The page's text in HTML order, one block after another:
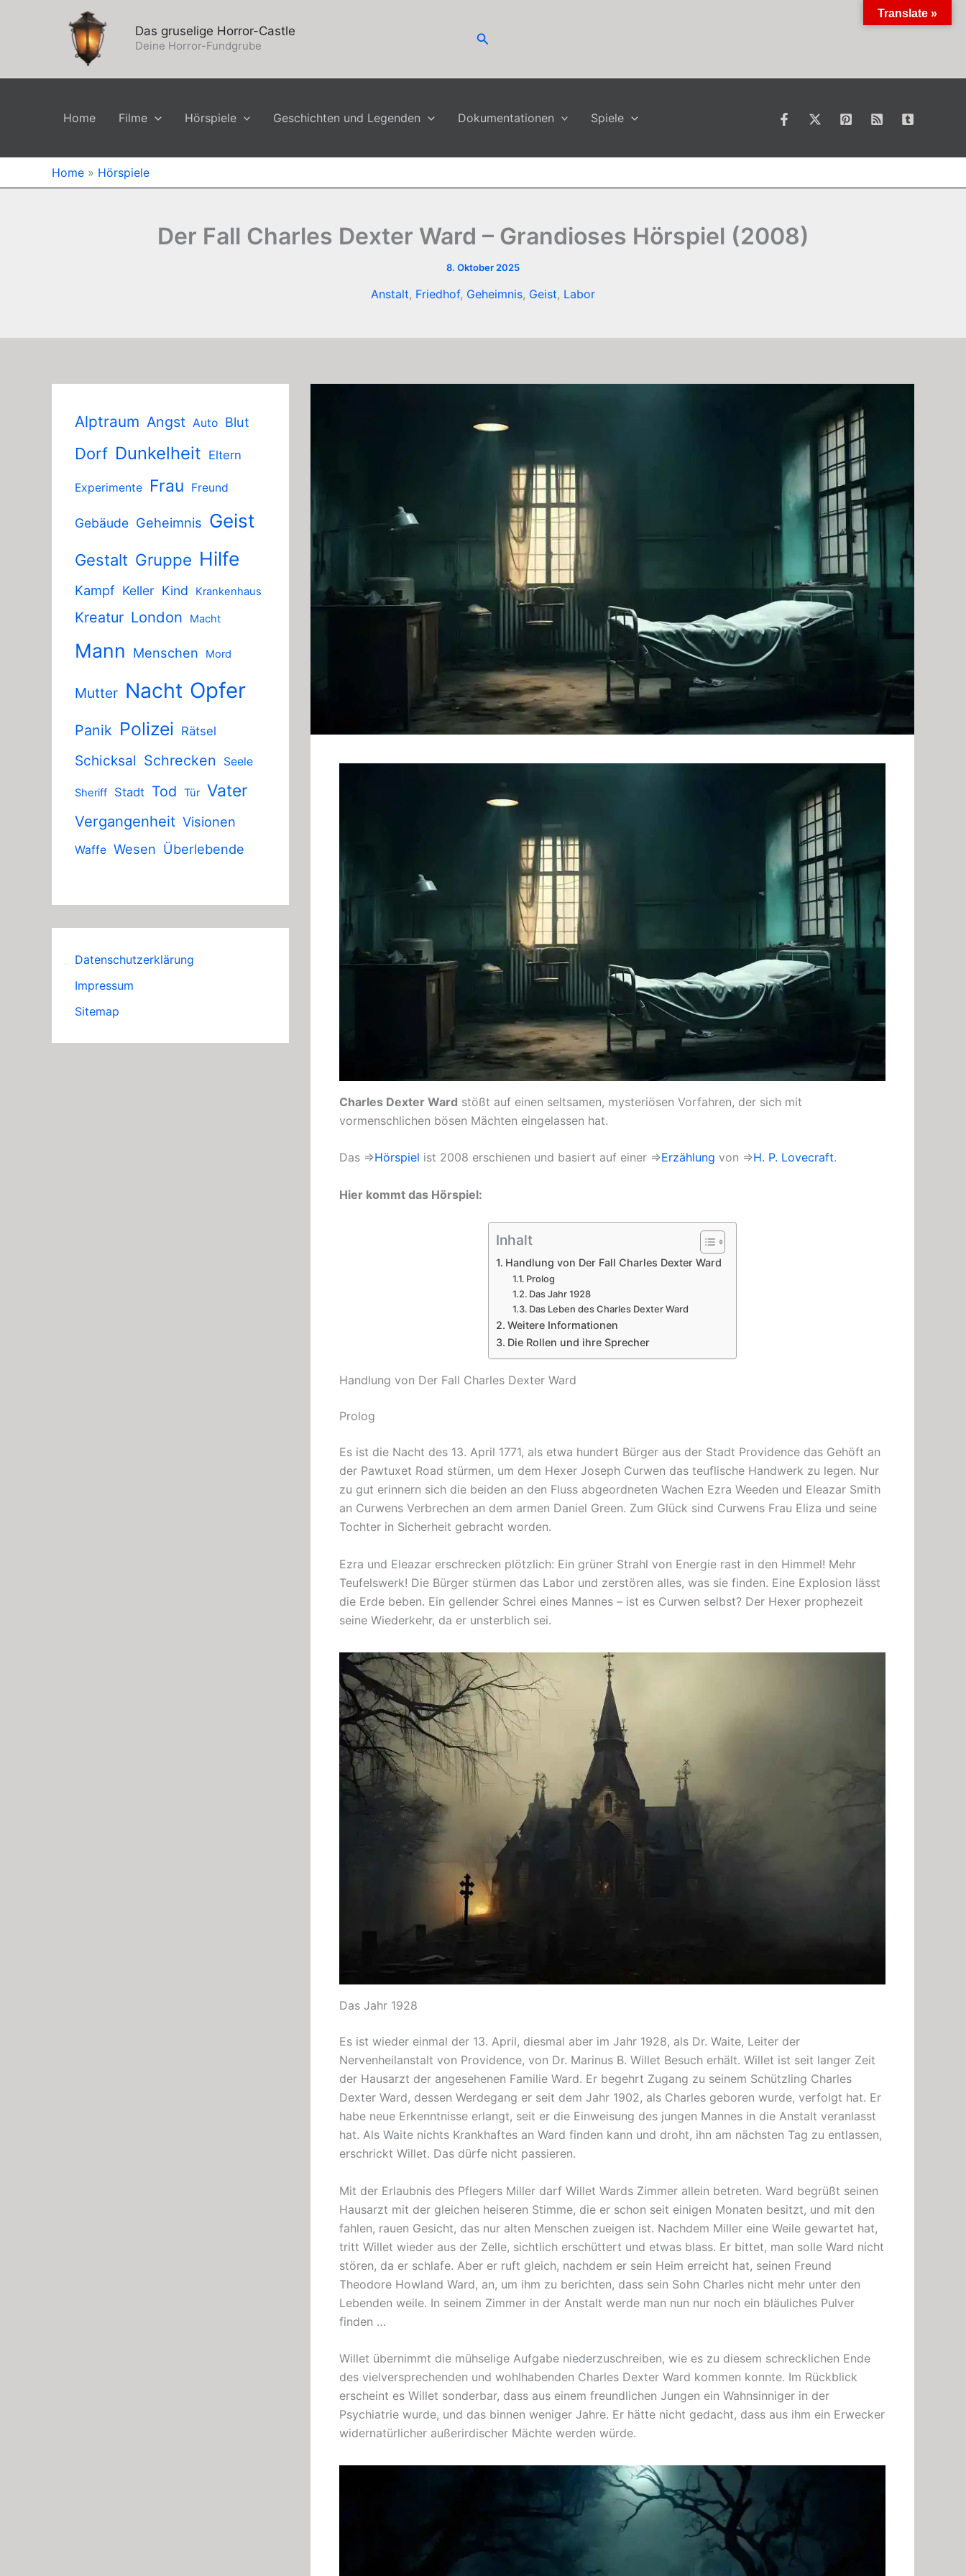
Das gruselige Horror-Castle
Deine Horror-Fundgrube
Suchen
Home Filme Hörspiele Geschichten und Legenden Dokumentationen Spiele
Home » Hörspiele
Der Fall Charles Dexter Ward – Grandioses Hörspiel (2008)
8. Oktober 2025
Anstalt, Friedhof, Geheimnis, Geist, Labor
Alptraum Angst Auto Blut
Dorf Dunkelheit Eltern
Experimente Frau Freund
Gebäude Geheimnis Geist
Gestalt Gruppe Hilfe
Kampf Keller Kind Krankenhaus
Kreatur London Macht
Mann Menschen Mord
Mutter Nacht Opfer
Panik Polizei Rätsel
Schicksal Schrecken Seele
Sheriff Stadt Tod Tür Vater
Vergangenheit Visionen
Waffe Wesen Überlebende
Datenschutzerklärung
Impressum
Sitemap
Charles Dexter Ward stößt auf einen seltsamen, mysteriösen Vorfahren, der sich mit
vormenschlichen bösen Mächten eingelassen hat.
Das ⇒Hörspiel ist 2008 erschienen und basiert auf einer ⇒Erzählung von ⇒H. P. Lovecraft.
Hier kommt das Hörspiel:
Inhalt
Handlung von Der Fall Charles Dexter Ward
Prolog
Das Jahr 1928
Das Leben des Charles Dexter Ward
Weitere Informationen
Die Rollen und ihre Sprecher
Handlung von Der Fall Charles Dexter Ward
Prolog
Es ist die Nacht des 13. April 1771, als etwa hundert Bürger aus der Stadt Providence das Gehöft an
der Pawtuxet Road stürmen, um dem Hexer Joseph Curwen das teuflische Handwerk zu legen. Nur
zu gut erinnern sich die beiden an den Fluss abgeordneten Wachen Ezra Weeden und Eleazar Smith
an Curwens Verbrechen an dem armen Daniel Green. Zum Glück sind Curwens Frau Eliza und seine
Tochter in Sicherheit gebracht worden.
Ezra und Eleazar erschrecken plötzlich: Ein grüner Strahl von Energie rast in den Himmel! Mehr
Teufelswerk! Die Bürger stürmen das Labor und zerstören alles, was sie finden. Eine Explosion lässt
die Erde beben. Ein gellender Schrei eines Mannes – ist es Curwen selbst? Der Hexer prophezeit
seine Wiederkehr, da er unsterblich sei.
Das Jahr 1928
Es ist wieder einmal der 13. April, diesmal aber im Jahr 1928, als Dr. Waite, Leiter der
Nervenheilanstalt von Providence, von Dr. Marinus B. Willet Besuch erhält. Willet ist seit langer Zeit
der Hausarzt der angesehenen Familie Ward. Er begehrt Zugang zu seinem Schützling Charles
Dexter Ward, dessen Werdegang er seit dem Jahr 1902, als Charles geboren wurde, verfolgt hat. Er
habe neue Erkenntnisse erlangt, seit er die Einweisung des jungen Mannes in die Anstalt veranlasst
hat. Als Waite nichts Krankhaftes an Ward finden kann und droht, ihn am nächsten Tag zu entlassen,
erschrickt Willet. Das dürfe nicht passieren.
Mit der Erlaubnis des Pflegers Miller darf Willet Wards Zimmer allein betreten. Ward begrüßt seinen
Hausarzt mit der gleichen heiseren Stimme, die er schon seit einigen Monaten besitzt, und mit den
fahlen, rauen Gesicht, das nur alten Menschen zueigen ist. Nachdem Miller eine Weile gewartet hat,
tritt Willet wieder aus der Zelle, sichtlich erschüttert und etwas blass. Er bittet, man solle Ward nicht
stören, da er schlafe. Aber er ruft gleich, nachdem er sein Heim erreicht hat, seinen Freund
Theodore Howland Ward, an, um ihm zu berichten, dass sein Sohn Charles nicht mehr unter den
Lebenden weile. In seinem Zimmer in der Anstalt werde man nun nur noch ein bläuliches Pulver
finden …
Willet übernimmt die mühselige Aufgabe niederzuschreiben, wie es zu diesem schrecklichen Ende
des vielversprechenden und wohlhabenden Charles Dexter Ward kommen konnte. Im Rückblick
erscheint es Willet sonderbar, dass aus einem freundlichen Jungen ein Wahnsinniger in der
Psychiatrie wurde, und das binnen weniger Jahre. Er hätte nicht gedacht, dass aus ihm ein Erwecker
widernatürlicher außerirdischer Mächte werden würde.
Translate »